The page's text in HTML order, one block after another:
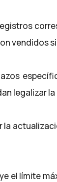
vendidos
legalizar
la
el límite